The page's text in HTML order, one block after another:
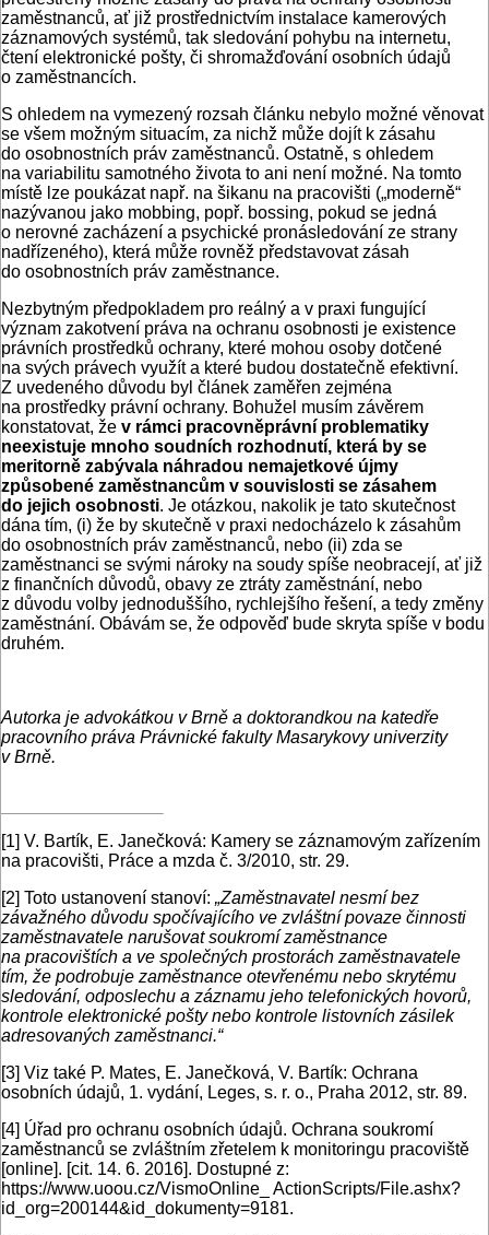
zaměstnanců, ať již prostřednictvím instalace kamerových
záznamových systémů, tak sledování pohybu na internetu,
čtení elektronické pošty, či shromažďování osobních údajů
o zaměstnancích.
S ohledem na vymezený rozsah článku nebylo možné věnovat
se všem možným situacím, za nichž může dojít k zásahu
do osobnostních práv zaměstnanců. Ostatně, s ohledem
na variabilitu samotného života to ani není možné. Na tomto
místě lze poukázat např. na šikanu na pracovišti („moderně“
nazývanou jako mobbing, popř. bossing, pokud se jedná
o nerovné zacházení a psychické pronásledování ze strany
nadřízeného), která může rovněž představovat zásah
do osobnostních práv zaměstnance.
Nezbytným předpokladem pro reálný a v praxi fungující
význam zakotvení práva na ochranu osobnosti je existence
právních prostředků ochrany, které mohou osoby dotčené
na svých právech využít a které budou dostatečně efektivní.
Z uvedeného důvodu byl článek zaměřen zejména
na prostředky právní ochrany. Bohužel musím závěrem
konstatovat, že v rámci pracovněprávní problematiky
neexistuje mnoho soudních rozhodnutí, která by se
meritorně zabývala náhradou nemajetkové újmy
způsobené zaměstnancům v souvislosti se zásahem
do jejich osobnosti. Je otázkou, nakolik je tato skutečnost
dána tím, (i) že by skutečně v praxi nedocházelo k zásahům
do osobnostních práv zaměstnanců, nebo (ii) zda se
zaměstnanci se svými nároky na soudy spíše neobracejí, ať již
z finančních důvodů, obavy ze ztráty zaměstnání, nebo
z důvodu volby jednoduššího, rychlejšího řešení, a tedy změny
zaměstnání. Obávám se, že odpověď bude skryta spíše v bodu
druhém.
Autorka je advokátkou v Brně a doktorandkou na katedře
pracovního práva Právnické fakulty Masarykovy univerzity
v Brně.
[1] V. Bartík, E. Janečková: Kamery se záznamovým zařízením
na pracovišti, Práce a mzda č. 3/2010, str. 29.
[2] Toto ustanovení stanoví: „Zaměstnavatel nesmí bez
závažného důvodu spočívajícího ve zvláštní povaze činnosti
zaměstnavatele narušovat soukromí zaměstnance
na pracovištích a ve společných prostorách zaměstnavatele
tím, že podrobuje zaměstnance otevřenému nebo skrytému
sledování, odposlechu a záznamu jeho telefonických hovorů,
kontrole elektronické pošty nebo kontrole listovních zásilek
adresovaných zaměstnanci.“
[3] Viz také P. Mates, E. Janečková, V. Bartík: Ochrana
osobních údajů, 1. vydání, Leges, s. r. o., Praha 2012, str. 89.
[4] Úřad pro ochranu osobních údajů. Ochrana soukromí
zaměstnanců se zvláštním zřetelem k monitoringu pracoviště
[online]. [cit. 14. 6. 2016]. Dostupné z:
https://www.uoou.cz/VismoOnline_ ActionScripts/File.ashx?
id_org=200144&id_dokumenty=9181.